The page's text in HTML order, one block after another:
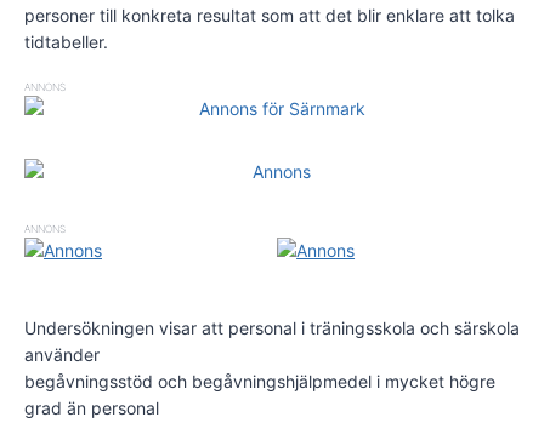
personer till konkreta resultat som att det blir enklare att tolka
tidtabeller.
ANNONS
ANNONS
Undersökningen visar att personal i träningsskola och särskola
använder
begåvningsstöd och begåvningshjälpmedel i mycket högre
grad än personal